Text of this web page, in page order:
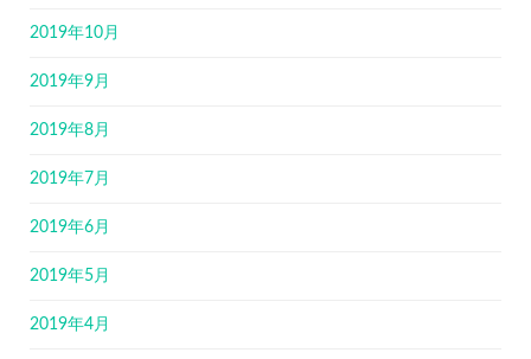
2019年10月
2019年9月
2019年8月
2019年7月
2019年6月
2019年5月
2019年4月